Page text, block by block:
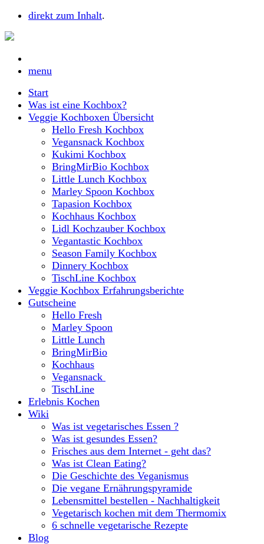
direkt zum Inhalt.
menu
Start
Was ist eine Kochbox?
Veggie Kochboxen Übersicht
Hello Fresh Kochbox
Vegansnack Kochbox
Kukimi Kochbox
BringMirBio Kochbox
Little Lunch Kochbox
Marley Spoon Kochbox
Tapasion Kochbox
Kochhaus Kochbox
Lidl Kochzauber Kochbox
Vegantastic Kochbox
Season Family Kochbox
Dinnery Kochbox
TischLine Kochbox
Veggie Kochbox Erfahrungsberichte
Gutscheine
Hello Fresh
Marley Spoon
Little Lunch
BringMirBio
Kochhaus
Vegansnack
TischLine
Erlebnis Kochen
Wiki
Was ist vegetarisches Essen ?
Was ist gesundes Essen?
Frisches aus dem Internet - geht das?
Was ist Clean Eating?
Die Geschichte des Veganismus
Die vegane Ernährungspyramide
Lebensmittel bestellen - Nachhaltigkeit
Vegetarisch kochen mit dem Thermomix
6 schnelle vegetarische Rezepte
Blog